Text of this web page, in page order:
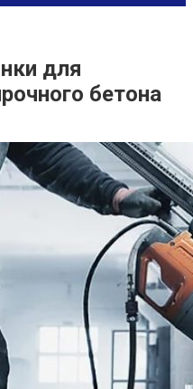
для
бетона